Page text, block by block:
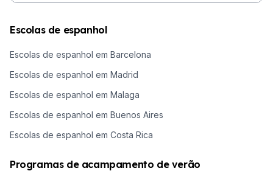
Escolas de espanhol
Escolas de espanhol em Barcelona
Escolas de espanhol em Madrid
Escolas de espanhol em Malaga
Escolas de espanhol em Buenos Aires
Escolas de espanhol em Costa Rica
Programas de acampamento de verão